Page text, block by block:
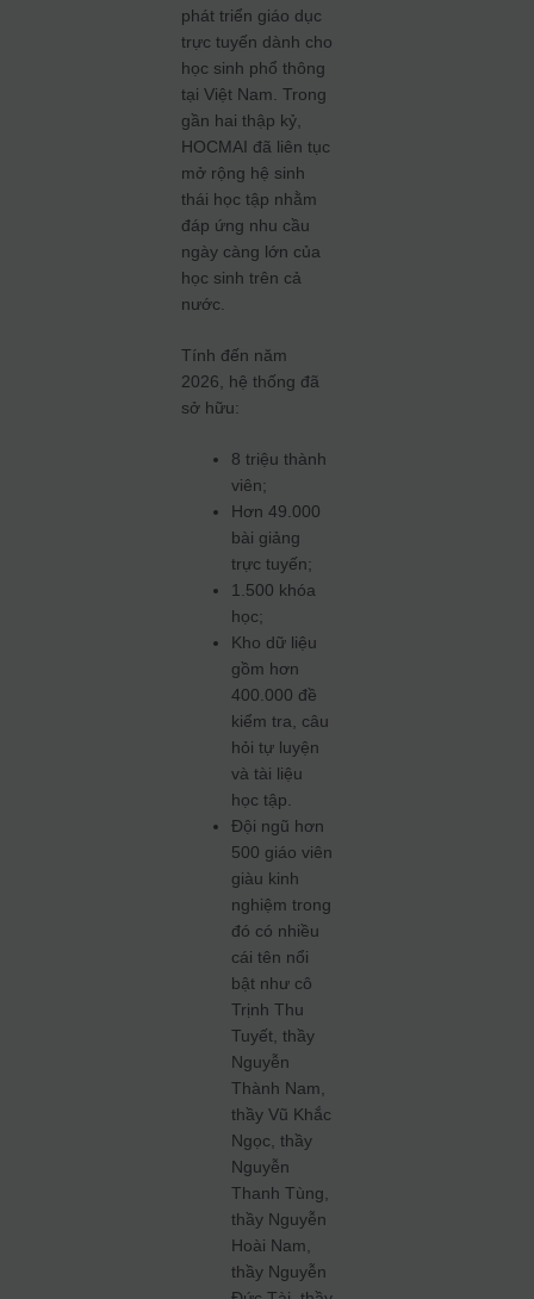
phát triển giáo dục
trực tuyến dành cho
học sinh phổ thông
tại Việt Nam. Trong
gần hai thập kỷ,
HOCMAI đã liên tục
mở rộng hệ sinh
thái học tập nhằm
đáp ứng nhu cầu
ngày càng lớn của
học sinh trên cả
nước.
Tính đến năm
2026, hệ thống đã
sở hữu:
8 triệu thành
viên;
Hơn 49.000
bài giảng
trực tuyến;
1.500 khóa
học;
Kho dữ liệu
gồm hơn
400.000 đề
kiểm tra, câu
hỏi tự luyện
và tài liệu
học tập.
Đội ngũ hơn
500 giáo viên
giàu kinh
nghiệm trong
đó có nhiều
cái tên nổi
bật như cô
Trịnh Thu
Tuyết, thầy
Nguyễn
Thành Nam,
thầy Vũ Khắc
Ngọc, thầy
Nguyễn
Thanh Tùng,
thầy Nguyễn
Hoài Nam,
thầy Nguyễn